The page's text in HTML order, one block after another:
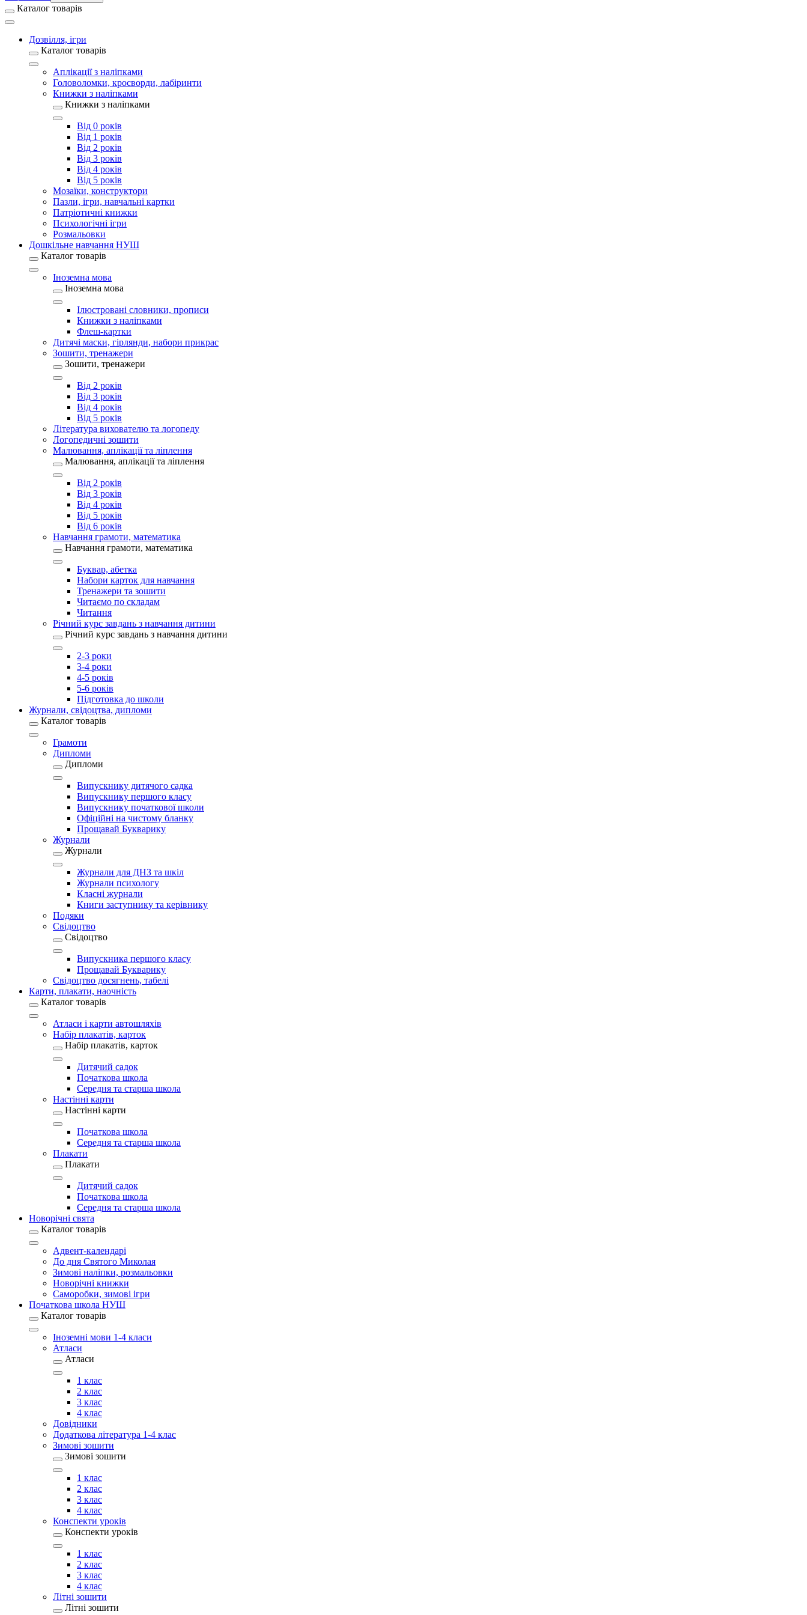
Каталог товарів
Дозвілля, ігри
Каталог товарів
Аплікації з наліпками
Головоломки, кросворди, лабіринти
Книжки з наліпками
Книжки з наліпками
Від 0 років
Від 1 років
Від 2 років
Від 3 років
Від 4 років
Від 5 років
Мозаїки, конструктори
Пазли, ігри, навчальні картки
Патріотичні книжки
Психологічні ігри
Розмальовки
Дошкільне навчання НУШ
Каталог товарів
Іноземна мова
Іноземна мова
Ілюстровані словники, прописи
Книжки з наліпками
Флеш-картки
Дитячі маски, гірлянди, набори прикрас
Зошити, тренажери
Зошити, тренажери
Від 2 років
Від 3 років
Від 4 років
Від 5 років
Література вихователю та логопеду
Логопедичні зошити
Малювання, аплікації та ліплення
Малювання, аплікації та ліплення
Від 2 років
Від 3 років
Від 4 років
Від 5 років
Від 6 років
Навчання грамоти, математика
Навчання грамоти, математика
Буквар, абетка
Набори карток для навчання
Тренажери та зошити
Читаємо по складам
Читання
Річний курс завдань з навчання дитини
Річний курс завдань з навчання дитини
2-3 роки
3-4 роки
4-5 років
5-6 років
Підготовка до школи
Журнали, свідоцтва, дипломи
Каталог товарів
Грамоти
Дипломи
Дипломи
Випускнику дитячого садка
Випускнику першого класу
Випускнику початкової школи
Офіційні на чистому бланку
Прощавай Букварику
Журнали
Журнали
Журнали для ДНЗ та шкіл
Журнали психологу
Класні журнали
Книги заступнику та керівнику
Подяки
Свідоцтво
Свідоцтво
Випускника першого класу
Прощавай Букварику
Свідоцтво досягнень, табелі
Карти, плакати, наочність
Каталог товарів
Атласи і карти автошляхів
Набір плакатів, карток
Набір плакатів, карток
Дитячий садок
Початкова школа
Середня та старша школа
Настінні карти
Настінні карти
Початкова школа
Середня та старша школа
Плакати
Плакати
Дитячий садок
Початкова школа
Середня та старша школа
Новорічні свята
Каталог товарів
Адвент-календарі
До дня Святого Миколая
Зимові наліпки, розмальовки
Новорічні книжки
Саморобки, зимові ігри
Початкова школа НУШ
Каталог товарів
Іноземні мови 1-4 класи
Атласи
Атласи
1 клас
2 клас
3 клас
4 клас
Довідники
Додаткова література 1-4 клас
Зимові зошити
Зимові зошити
1 клас
2 клас
3 клас
4 клас
Конспекти уроків
Конспекти уроків
1 клас
2 клас
3 клас
4 клас
Літні зошити
Літні зошити